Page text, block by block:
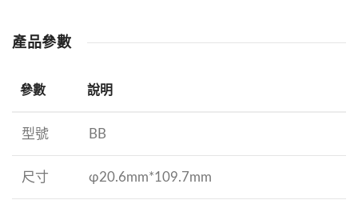
產品參數
參數 說明
型號 BB
尺寸 φ20.6mm*109.7mm